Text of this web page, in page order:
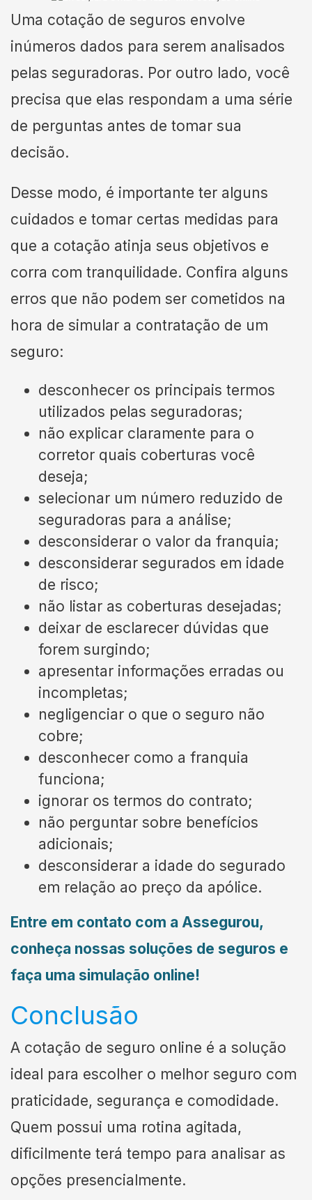
Uma cotação de seguros envolve
inúmeros dados para serem analisados
pelas seguradoras. Por outro lado, você
precisa que elas respondam a uma série
de perguntas antes de tomar sua
decisão.
Desse modo, é importante ter alguns
cuidados e tomar certas medidas para
que a cotação atinja seus objetivos e
corra com tranquilidade. Confira alguns
erros que não podem ser cometidos na
hora de simular a contratação de um
seguro:
desconhecer os principais termos
utilizados pelas seguradoras;
não explicar claramente para o
corretor quais coberturas você
deseja;
selecionar um número reduzido de
seguradoras para a análise;
desconsiderar o valor da franquia;
desconsiderar segurados em idade
de risco;
não listar as coberturas desejadas;
deixar de esclarecer dúvidas que
forem surgindo;
apresentar informações erradas ou
incompletas;
negligenciar o que o seguro não
cobre;
desconhecer como a franquia
funciona;
ignorar os termos do contrato;
não perguntar sobre benefícios
adicionais;
desconsiderar a idade do segurado
em relação ao preço da apólice.
Entre em contato com a Assegurou,
conheça nossas soluções de seguros e
faça uma simulação online!
Conclusão
A cotação de seguro online é a solução
ideal para escolher o melhor seguro com
praticidade, segurança e comodidade.
Quem possui uma rotina agitada,
dificilmente terá tempo para analisar as
opções presencialmente.